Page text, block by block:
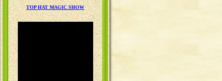
TOP HAT MAGIC SHOW